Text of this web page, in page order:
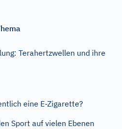
Terahertzwellen und ihre
eine E-Zigarette?
Sport auf vielen Ebenen